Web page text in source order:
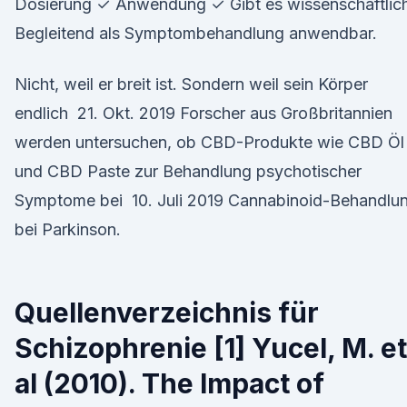
Dosierung ✓ Anwendung ✓ Gibt es
Begleitend als Symptombehandlung anwendbar.
Nicht, weil er breit ist. Sondern weil sein Körper
endlich 21. Okt. 2019 Forscher aus Großbritannien
werden untersuchen, ob CBD-Produkte wie CBD Öl
und CBD Paste zur Behandlung psychotischer
Symptome bei 10. Juli 2019 Cannabinoid-
bei Parkinson.
Quellenverzeichnis für
Schizophrenie [1] Yucel, M. et
al (2010). The Impact of